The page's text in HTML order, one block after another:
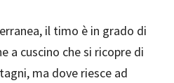
il timo è in grado di
a cuscino che si ricopre di
ma dove riesce ad